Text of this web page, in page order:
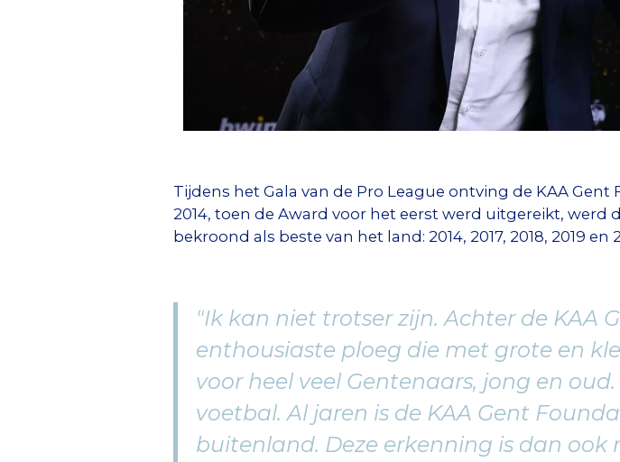
Tijdens het Gala van de Pro League ontving de KAA
2014, toen de Award voor het eerst werd uitgereikt, werd
bekroond als beste van het land: 2014, 2017, 2018, 2019 en
"Ik kan niet trotser zijn. Achter de KAA
enthousiaste ploeg die met grote en
voor heel veel Gentenaars, jong en
voetbal. Al jaren is de KAA Gent
buitenland. Deze erkenning is dan ook